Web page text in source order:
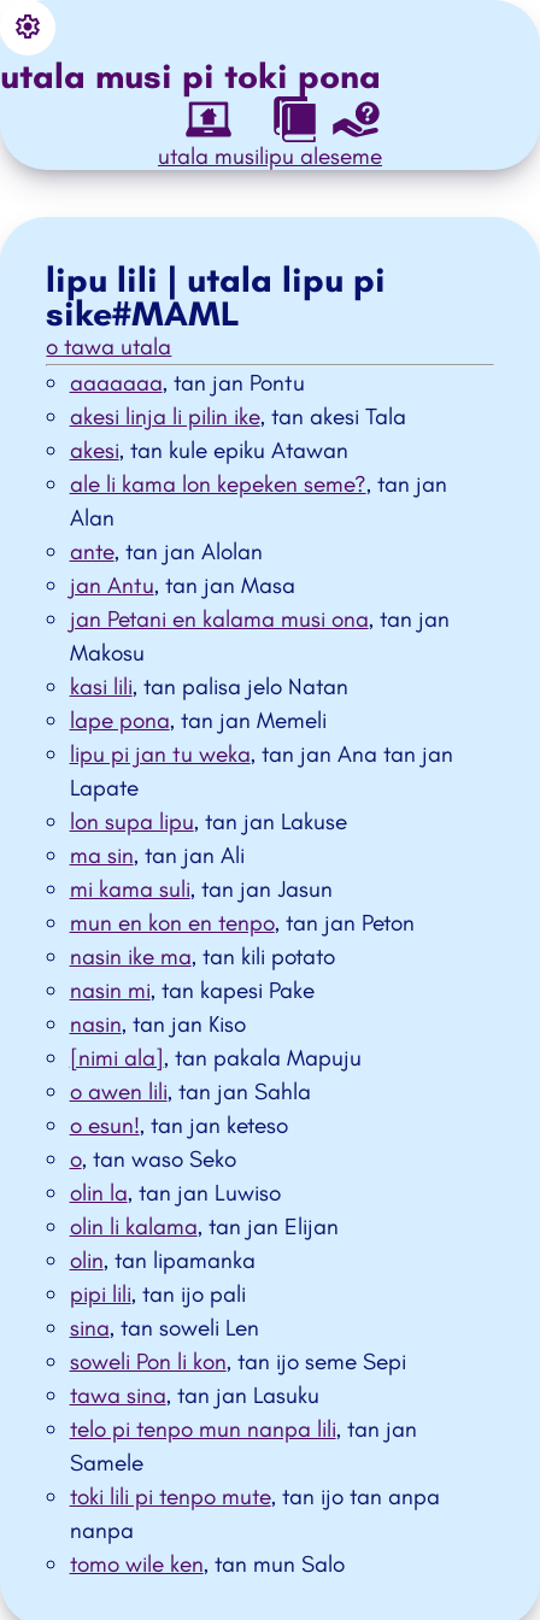
Settings
utala musi pi toki pona
utala musilipu aleseme
lipu lili | utala lipu pi
sike#MAML
o tawa utala
aaaaaaa, tan jan Pontu
akesi linja li pilin ike, tan akesi Tala
akesi, tan kule epiku Atawan
ale li kama lon kepeken seme?, tan jan
Alan
ante, tan jan Alolan
jan Antu, tan jan Masa
jan Petani en kalama musi ona, tan jan
Makosu
kasi lili, tan palisa jelo Natan
lape pona, tan jan Memeli
lipu pi jan tu weka, tan jan Ana tan jan
Lapate
lon supa lipu, tan jan Lakuse
ma sin, tan jan Ali
mi kama suli, tan jan Jasun
mun en kon en tenpo, tan jan Peton
nasin ike ma, tan kili potato
nasin mi, tan kapesi Pake
nasin, tan jan Kiso
[nimi ala], tan pakala Mapuju
o awen lili, tan jan Sahla
o esun!, tan jan keteso
o, tan waso Seko
olin la, tan jan Luwiso
olin li kalama, tan jan Elijan
olin, tan lipamanka
pipi lili, tan ijo pali
sina, tan soweli Len
soweli Pon li kon, tan ijo seme Sepi
tawa sina, tan jan Lasuku
telo pi tenpo mun nanpa lili, tan jan
Samele
toki lili pi tenpo mute, tan ijo tan anpa
nanpa
tomo wile ken, tan mun Salo